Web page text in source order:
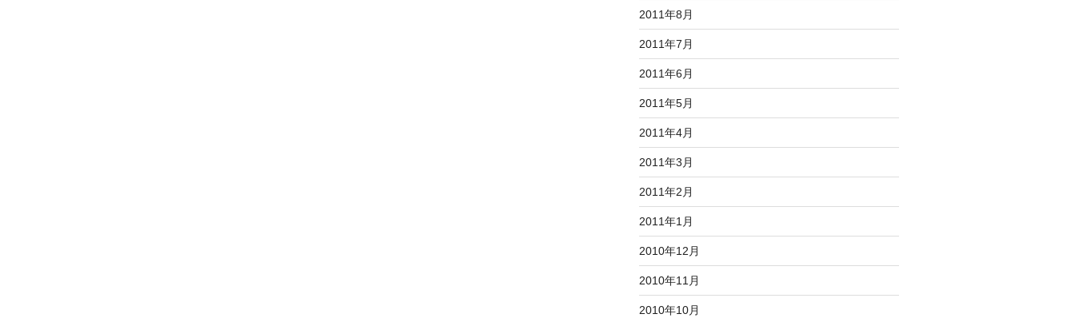
2011年8月
2011年7月
2011年6月
2011年5月
2011年4月
2011年3月
2011年2月
2011年1月
2010年12月
2010年11月
2010年10月